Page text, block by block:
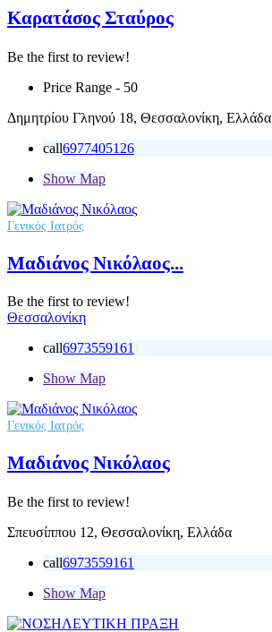
Καρατάσος Σταύρος
Be the first to review!
Price Range - 50
Δημητρίου Γληνού 18, Θεσσαλονίκη, Ελλάδα
call6977405126
Show Map
Γενικός Ιατρός
Μαδιάνος Νικόλαος...
Be the first to review!
Θεσσαλονίκη
call6973559161
Show Map
Γενικός Ιατρός
Μαδιάνος Νικόλαος
Be the first to review!
Σπευσίππου 12, Θεσσαλονίκη, Ελλάδα
call6973559161
Show Map